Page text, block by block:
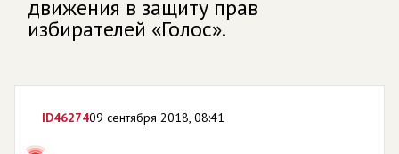
движения в защиту прав
избирателей «Голос».
ID4627409 сентября 2018, 08:41